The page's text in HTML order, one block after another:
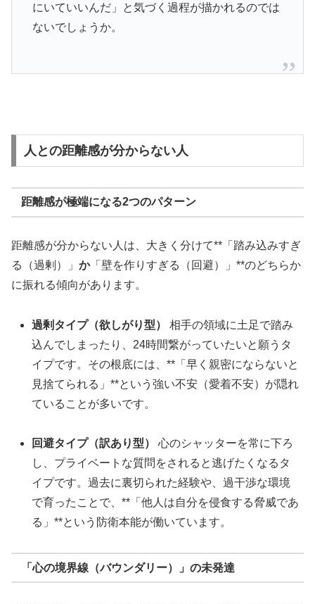
にいていいんだ」と気づく過程が描かれるのでは
ないでしょうか。
人との距離感が分からない人
距離感が極端になる2つのパターン
距離感が分からない人は、大きく分けて**「踏み込みすぎ
る（過剰）」 か「壁を作りすぎる（回避）」**のどちらか
に振れる傾向があります。
過剰タイプ（欲しがり型）
相手の領域に土足で踏み
込んでしまったり、24時間繋がっていたいと願うタ
イプです。その根底には、**「早く親密にならないと
見捨てられる」**という強い不安（愛着不安）が隠れ
ていることが多いです。
回避タイプ（訳あり型）
心のシャッターを常に下ろ
し、プライベートな質問をされると逃げたくなるタ
イプです。過去に裏切られた経験や、過干渉な環境
で育ったことで、**「他人は自分を侵食する脅威であ
る」**という防衛本能が働いています。
「心の境界線（バウンダリー）」の未発達